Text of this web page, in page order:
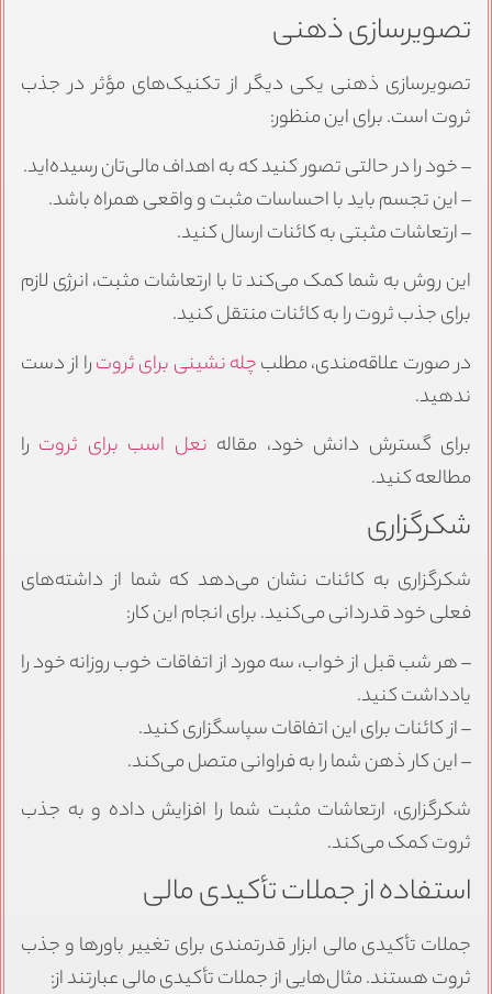
تصویرسازی ذهنی
تصویرسازی ذهنی یکی دیگر از تکنیک‌های مؤثر در جذب
ثروت است. برای این منظور:
– خود را در حالتی تصور کنید که به اهداف مالی‌تان رسیده‌اید.
– این تجسم باید با احساسات مثبت و واقعی همراه باشد.
– ارتعاشات مثبتی به کائنات ارسال کنید.
این روش به شما کمک می‌کند تا با ارتعاشات مثبت، انرژی لازم
برای جذب ثروت را به کائنات منتقل کنید.
در صورت علاقه‌مندی، مطلبچله نشینی برای ثروترا از دست
ندهید.
برای گسترش دانش خود، مقاله نعل اسب برای ثروترا
مطالعه کنید.
شکرگزاری
شکرگزاری به کائنات نشان می‌دهد که شما از داشته‌های
فعلی خود قدردانی می‌کنید. برای انجام این کار:
– هر شب قبل از خواب، سه مورد از اتفاقات خوب روزانه خود را
یادداشت کنید.
– از کائنات برای این اتفاقات سپاسگزاری کنید.
– این کار ذهن شما را به فراوانی متصل می‌کند.
شکرگزاری، ارتعاشات مثبت شما را افزایش داده و به جذب
ثروت کمک می‌کند.
استفاده از جملات تأکیدی مالی
جملات تأکیدی مالی ابزار قدرتمندی برای تغییر باورها و جذب
ثروت هستند. مثال‌هایی از جملات تأکیدی مالی عبارتند از: